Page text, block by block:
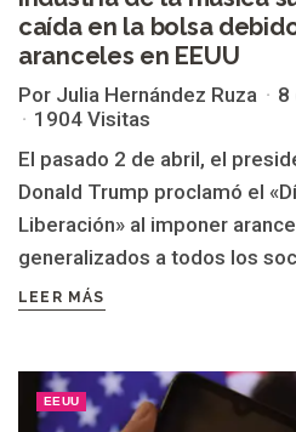
caída en la bolsa
aranceles en EEUU
Por Julia Hernández Ruza
8
1904 Visitas
El pasado 2 de abril, el
Donald Trump proclamó el
Liberación» al imponer
generalizados a todos los
LEER MÁS
EEUU